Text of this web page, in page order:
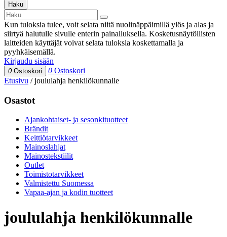
Haku
Kun tuloksia tulee, voit selata niitä nuolinäppäimillä ylös ja alas ja
siirtyä halutulle sivulle enterin painalluksella. Kosketusnäytöllisten
laitteiden käyttäjät voivat selata tuloksia koskettamalla ja
pyyhkäisemällä.
Kirjaudu sisään
0 Ostoskori 0 Ostoskori
Etusivu /joululahja henkilökunnalle
Osastot
Ajankohtaiset- ja sesonkituotteet
Brändit
Keittiötarvikkeet
Mainoslahjat
Mainostekstiilit
Outlet
Toimistotarvikkeet
Valmistettu Suomessa
Vapaa-ajan ja kodin tuotteet
joululahja henkilökunnalle